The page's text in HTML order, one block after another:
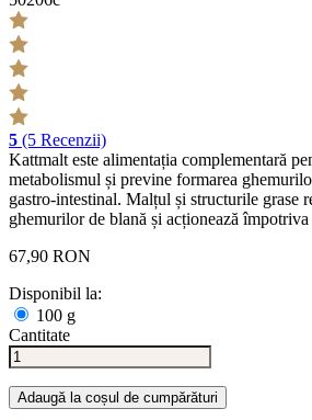
5 (5 Recenzii)
Kattmalt este alimentația complementară
metabolismul și previne formarea
gastro-intestinal. Malțul și structurile grase
ghemurilor de blană și acționează
67,90 RON
Disponibil la:
100 g
Cantitate
Adaugă la coșul de cumpărături